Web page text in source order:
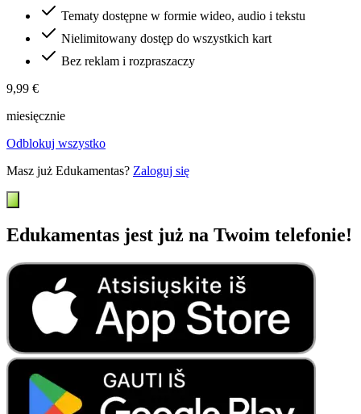
Tematy dostępne w formie wideo, audio i tekstu
Nielimitowany dostęp do wszystkich kart
Bez reklam i rozpraszaczy
9,99 €
miesięcznie
Odblokuj wszystko
Masz już Edukamentas? Zaloguj się
Edukamentas jest już na Twoim telefonie!